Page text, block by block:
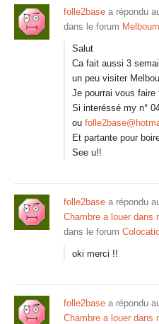
folle2base a répondu
dans le forum
Salut
Ca fait aussi 3
un peu visiter
Je pourrai vous
Si interéssé my n°
ou
Et partante pour
See u!!
folle2base a répondu
Chambre a louer dans
dans le forum
oki merci !!
folle2base a répondu
Chambre a louer dans